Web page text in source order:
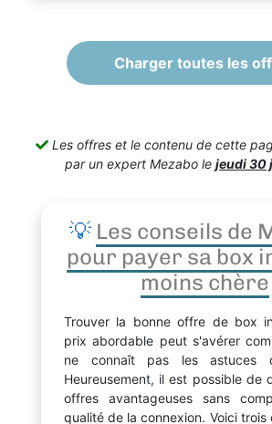
Charger toutes les
Les offres et le contenu de cette
par un expert Mezabo le jeudi 30
💡 Les conseils de
pour payer sa box
moins chère
Trouver la bonne offre de box
prix abordable peut s'avérer
ne connaît pas les astuces
Heureusement, il est possible de
offres avantageuses sans
qualité de la connexion. Voici trois